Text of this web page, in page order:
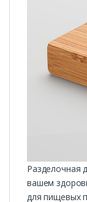
Разделочная
вашем
для пищевых